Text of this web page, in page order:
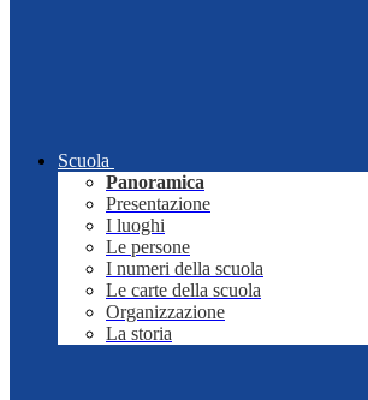
Scuola
Panoramica
Presentazione
I luoghi
Le persone
I numeri della scuola
Le carte della scuola
Organizzazione
La storia